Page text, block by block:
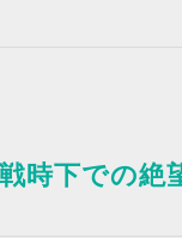
時下での絶